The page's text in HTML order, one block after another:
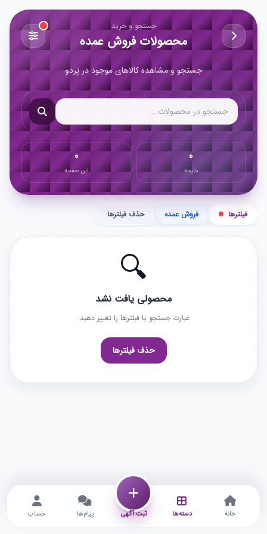
جستجو و خرید
محصولات فروش عمده
جستجو و مشاهده کالاهای موجود در پَردو
0
نتیجه
0
این صفحه
فیلترها فروش عمده حذف فیلترها
🔍
محصولی یافت نشد
عبارت جستجو یا فیلترها را تغییر دهید.
حذف فیلترها
خانه دسته‌ها ثبت آگهی پیام‌ها حساب